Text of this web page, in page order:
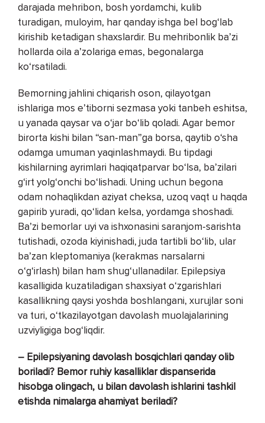
darajada mehribon, bosh yordamchi, kulib
turadigan, muloyim, har qanday ishga bel bog‘lab
kirishib ketadigan shaxslardir. Bu mehribonlik ba’zi
hollarda oila a’zolariga emas, begonalarga
ko‘rsatiladi.
Bemorning jahlini chiqarish oson, qilayotgan
ishlariga mos e’tiborni sezmasa yoki tanbeh eshitsa,
u yanada qaysar va o‘jar bo‘lib qoladi. Agar bemor
birorta kishi bilan “san-man”ga borsa, qaytib o‘sha
odamga umuman yaqinlashmaydi. Bu tipdagi
kishilarning ayrimlari haqiqatparvar bo‘lsa, ba’zilari
g‘irt yolg‘onchi bo‘lishadi. Uning uchun begona
odam nohaqlikdan aziyat cheksa, uzoq vaqt u haqda
gapirib yuradi, qo‘lidan kelsa, yordamga shoshadi.
Ba’zi bemorlar uyi va ishxonasini saranjom-sarishta
tutishadi, ozoda kiyinishadi, juda tartibli bo‘lib, ular
ba’zan kleptomaniya (kerakmas narsalarni
o‘g‘irlash) bilan ham shug‘ullanadilar. Epilepsiya
kasalligida kuzatiladigan shaxsiyat o‘zgarishlari
kasallikning qaysi yoshda boshlangani, xurujlar soni
va turi, o‘tkazilayotgan davolash muolajalarining
uzviyligiga bog‘liqdir.
– Epilepsiyaning davolash bosqichlari qanday olib
boriladi? Bemor ruhiy kasalliklar dispanserida
hisobga olingach, u bilan davolash ishlarini tashkil
etishda nimalarga ahamiyat beriladi?